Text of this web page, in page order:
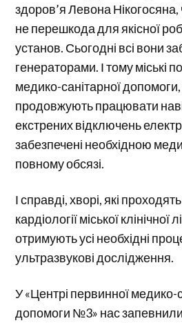
здоров’я Левона
не перешкода для якісної
установ. Сьогодні всі вони
генераторами. І тому міські
медико-санітарної
продовжують працювати
екстрених відключень
забезпечені необхідною
повному обсязі.
І справді, хворі, які
кардіології міської клінічної
отримують усі необхідні
ультразвукові дослідження.
У «Центрі первинної медико-
допомоги №3» нас